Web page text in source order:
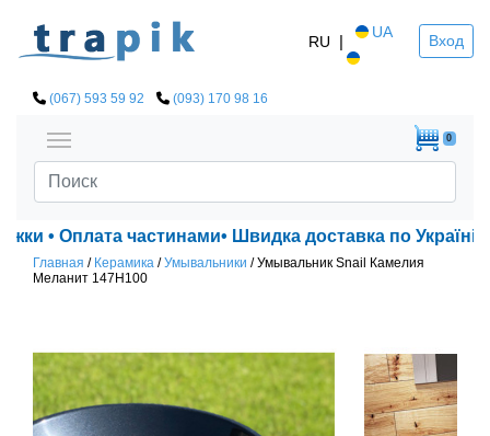
RU | UA Вход
(067) 593 59 92 (093) 170 98 16
0
• Оплата частинами• Швидка доставка по Україні!
Главная / Керамика /Умывальники /Умывальник Snail Камелия
Меланит 147H100